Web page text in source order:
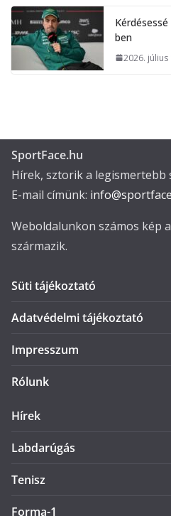
ben
2026. július
SportFace.hu
Hírek, sztorik a
E-mail címünk:
Weboldalunkon számos kép a
származik.
Süti tájékoztató
Adatvédelmi tájékoztató
Impresszum
Rólunk
Hírek
Labdarúgás
Tenisz
Forma-1